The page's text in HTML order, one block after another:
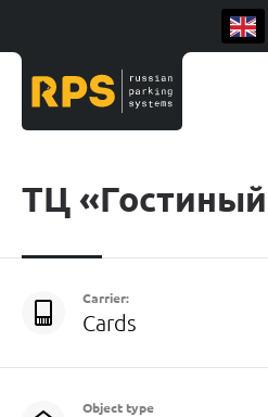
ТЦ
Carrier:
Cards
Object type